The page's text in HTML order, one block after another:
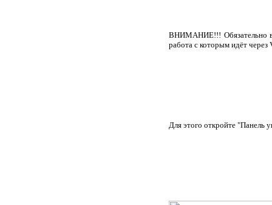
ВНИМАНИЕ!!! Обязательно
работа с которым идёт
Для этого откройте "Панель